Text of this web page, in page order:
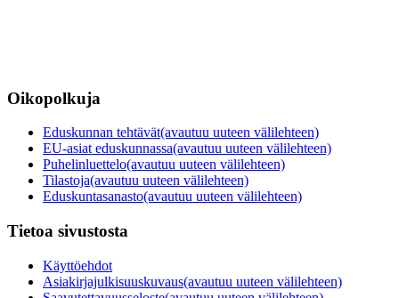
Oikopolkuja
Eduskunnan tehtävät(avautuu uuteen välilehteen)
EU-asiat eduskunnassa(avautuu uuteen välilehteen)
Puhelinluettelo(avautuu uuteen välilehteen)
Tilastoja(avautuu uuteen välilehteen)
Eduskuntasanasto(avautuu uuteen välilehteen)
Tietoa sivustosta
Käyttöehdot
Asiakirjajulkisuuskuvaus(avautuu uuteen välilehteen)